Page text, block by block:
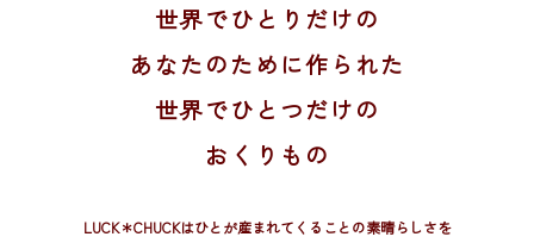
世界でひとりだけの
あなたのために作られた
世界でひとつだけの
おくりもの
LUCK＊CHUCKはひとが産まれてくることの素晴らしさを